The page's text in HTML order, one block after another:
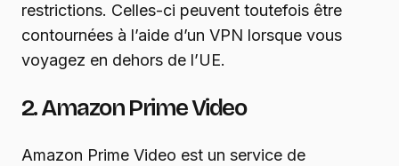
restrictions. Celles-ci peuvent toutefois être
contournées à l’aide d’un VPN lorsque vous
voyagez en dehors de l’UE.
2. Amazon Prime Video
Amazon Prime Video est un service de